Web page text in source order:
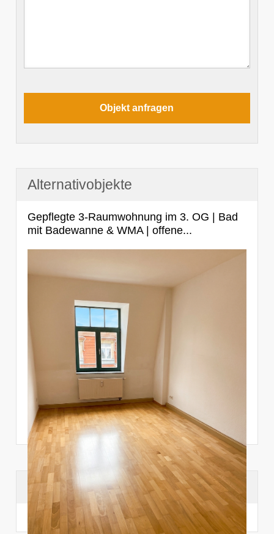
Alternativobjekte
Gepflegte 3-Raumwohnung im 3. OG | Bad
mit Badewanne & WMA | offene...
Suchhistorie
noch nichts angesehen